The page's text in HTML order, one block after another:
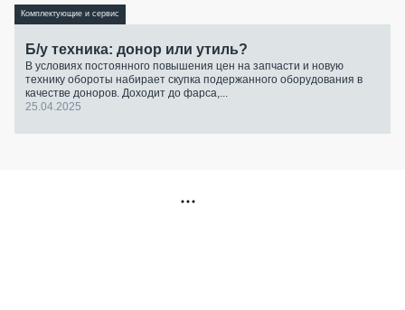
Комплектующие и сервис
Б/у техника: донор или утиль?
В условиях постоянного повышения цен на запчасти и новую
технику обороты набирает скупка подержанного оборудования в
качестве доноров. Доходит до фарса,...
25.04.2025